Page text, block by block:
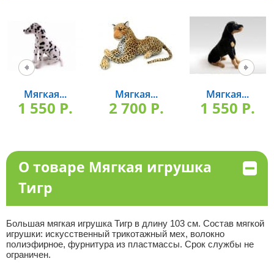
Мягкая...
1 550 P.
Мягкая...
2 700 P.
Мягкая...
1 550 P.
О товаре Мягкая игрушка
Тигр
Большая мягкая игрушка Тигр в длину 103 см. Состав мягкой
игрушки: искусственный трикотажный мех, волокно
полиэфирное, фурнитура из пластмассы. Срок службы не
ограничен.